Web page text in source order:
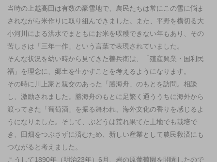
当時の上越高田は有数の豪雪地で、農民たちは常にこの雪に悩ま
されながら米作りに取り組んできました。また、平野を横切る大
小河川による洪水でまともにお米を収穫できない年もあり、その
苦しさは「三年一作」という言葉で表現されていました。
そんな状況を幼い時から見てきた善兵衛は、「殖産興業・国利民
福」を理念に、郷土を生かすことを考えるようになります。
その時に川上家と親交のあった「勝海舟」のもとを訪問。相談
し、激励されました。勝海舟のもとに足繁く通ううちに海外から
渡ってきた「葡萄酒」を振る舞われ、海外文化の香りを感じるよ
うになりました。そして、ぶどうは荒れ果てた土地でも栽培で
き、田畑をつぶさずに済むため、新しい産業として農民救済にも
つながると考えました。
こうして1890年（明治23年）6月、岩の原葡萄園を開園したので